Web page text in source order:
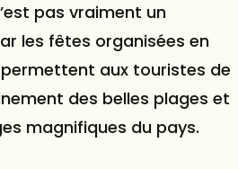
pas vraiment un
les fêtes organisées en
permettent aux touristes de
des belles plages et
magnifiques du pays.